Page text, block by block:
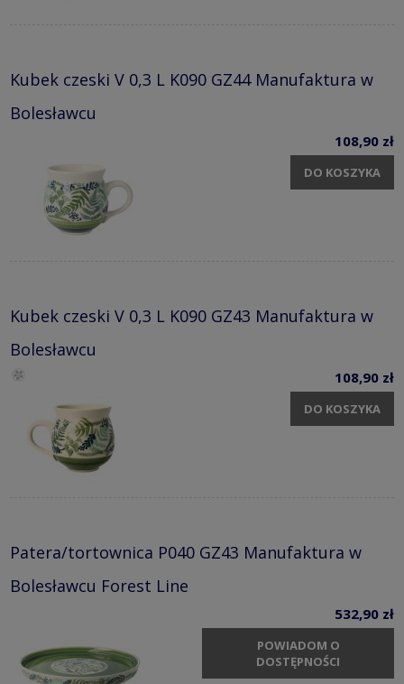
Kubek czeski V 0,3 L K090 GZ44 Manufaktura w
Bolesławcu
108,90 zł
DO KOSZYKA
Kubek czeski V 0,3 L K090 GZ43 Manufaktura w
Bolesławcu
108,90 zł
DO KOSZYKA
Patera/tortownica P040 GZ43 Manufaktura w
Bolesławcu Forest Line
532,90 zł
POWIADOM O
DOSTĘPNOŚCI